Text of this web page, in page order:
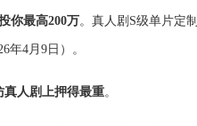
你最高200万。真人剧S级单片定制
年4月9日）。
真人剧上押得最重。